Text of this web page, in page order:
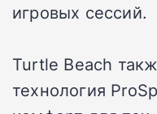
игровых сессий.
Turtle Beach
технология